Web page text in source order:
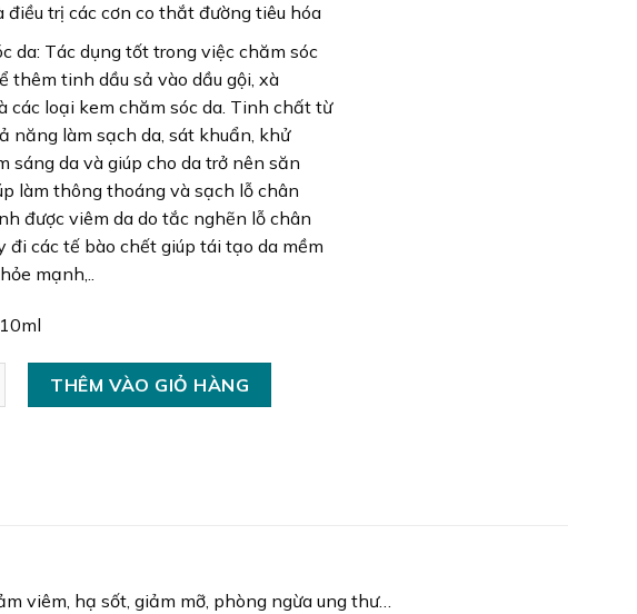
điều trị các cơn co thắt đường tiêu hóa
da: Tác dụng tốt trong việc chăm sóc
thêm tinh dầu sả vào dầu gội, xà
các loại kem chăm sóc da. Tinh chất từ
năng làm sạch da, sát khuẩn, khử
sáng da và giúp cho da trở nên săn
làm thông thoáng và sạch lỗ chân
được viêm da do tắc nghẽn lỗ chân
đi các tế bào chết giúp tái tạo da mềm
mạnh,..
10ml
Chanh số lượng
THÊM VÀO GIỎ HÀNG
viêm, hạ sốt, giảm mỡ, phòng ngừa ung thư…